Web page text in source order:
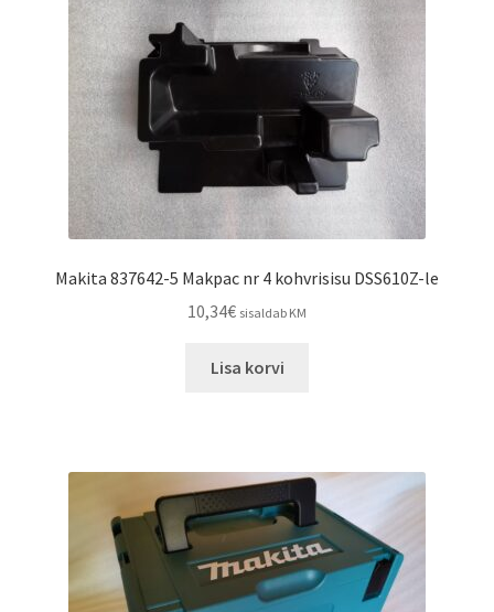
Makita 837642-5 Makpac nr 4 kohvrisisu DSS610Z-le
10,34€ sisaldab KM
Lisa korvi